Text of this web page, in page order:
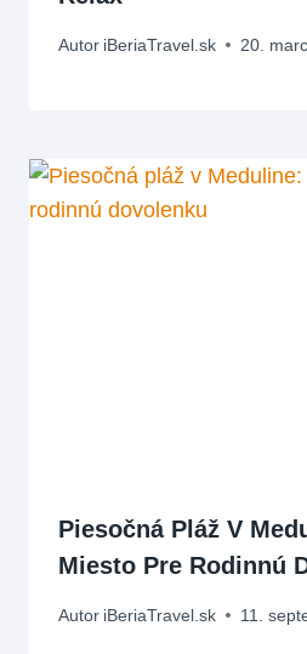
Autor iBeriaTravel.sk 20.
Piesočná Pláž V
Miesto Pre Rodinnú
Autor iBeriaTravel.sk 11.